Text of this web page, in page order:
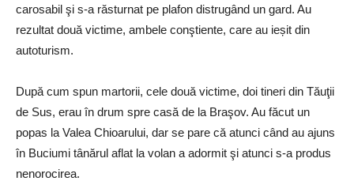
carosabil şi s-a răsturnat pe plafon distrugând un gard. Au
rezultat două victime, ambele conştiente, care au ieșit din
autoturism.
După cum spun martorii, cele două victime, doi tineri din Tăuţii
de Sus, erau în drum spre casă de la Braşov. Au făcut un
popas la Valea Chioarului, dar se pare că atunci când au ajuns
în Buciumi tânărul aflat la volan a adormit şi atunci s-a produs
nenorocirea.